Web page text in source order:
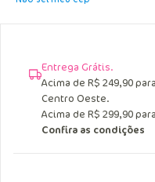
Entrega Grátis.
Acima de R$ 249,90
Centro Oeste.
Acima de R$ 299,90
Confira as condições